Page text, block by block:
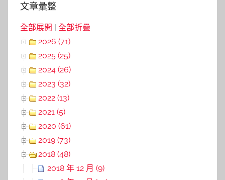
文章彙整
全部展開
全部折疊
2026 (71)
2025 (25)
2024 (26)
2023 (32)
2022 (13)
2021 (5)
2020 (61)
2019 (73)
2018 (48)
2018 年 12 月 (9)